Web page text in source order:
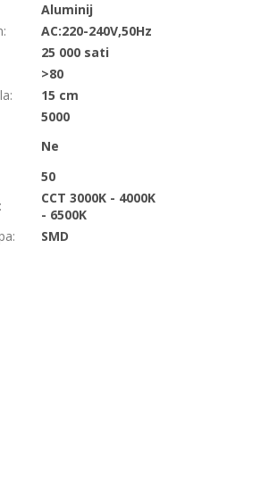
Aluminij
:
AC:220-240V,50Hz
25 000 sati
>80
:
15 cm
5000
Ne
50
:
CCT 3000K - 4000K
- 6500K
: SMD